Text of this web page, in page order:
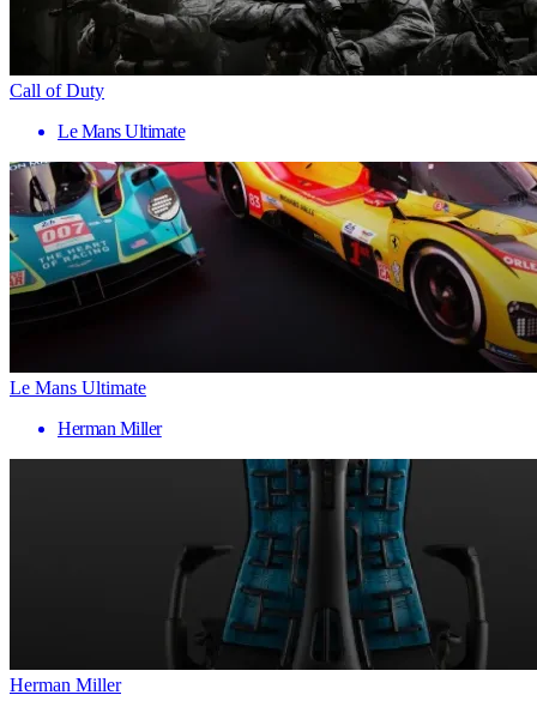
Call of Duty
Le Mans Ultimate
Le Mans Ultimate
Herman Miller
Herman Miller